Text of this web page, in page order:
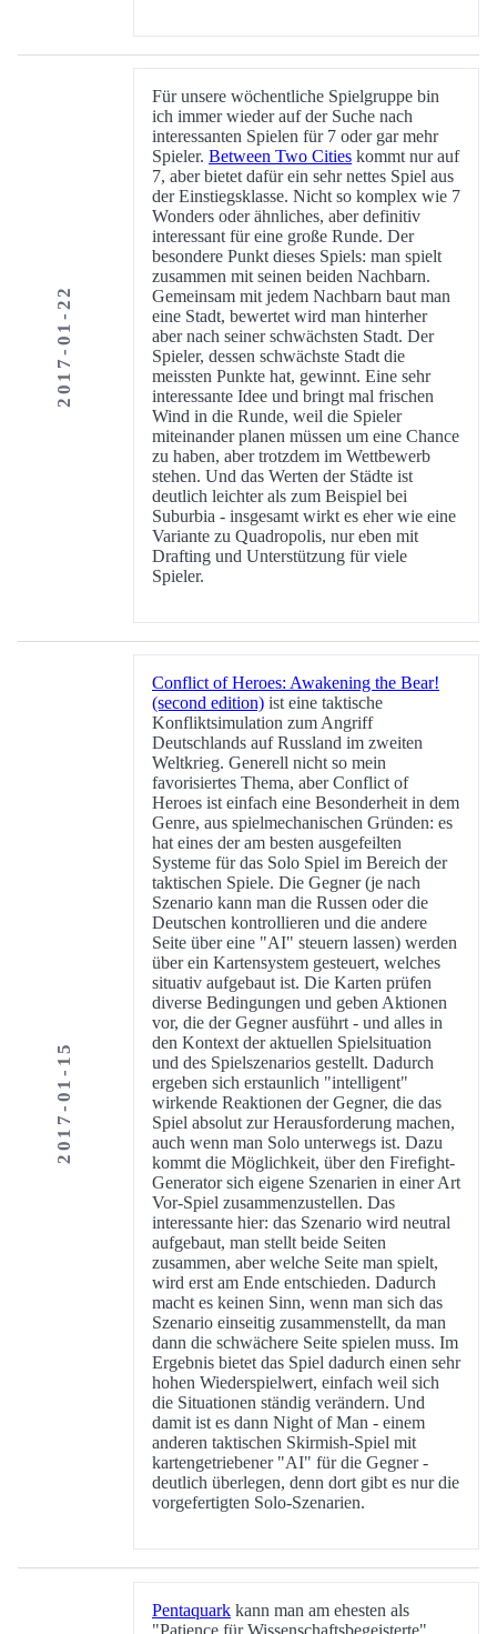
2017-01-22
Für unsere wöchentliche Spielgruppe bin
ich immer wieder auf der Suche nach
interessanten Spielen für 7 oder gar mehr
Spieler. Between Two Cities kommt nur auf
7, aber bietet dafür ein sehr nettes Spiel aus
der Einstiegsklasse. Nicht so komplex wie 7
Wonders oder ähnliches, aber definitiv
interessant für eine große Runde. Der
besondere Punkt dieses Spiels: man spielt
zusammen mit seinen beiden Nachbarn.
Gemeinsam mit jedem Nachbarn baut man
eine Stadt, bewertet wird man hinterher
aber nach seiner schwächsten Stadt. Der
Spieler, dessen schwächste Stadt die
meissten Punkte hat, gewinnt. Eine sehr
interessante Idee und bringt mal frischen
Wind in die Runde, weil die Spieler
miteinander planen müssen um eine Chance
zu haben, aber trotzdem im Wettbewerb
stehen. Und das Werten der Städte ist
deutlich leichter als zum Beispiel bei
Suburbia - insgesamt wirkt es eher wie eine
Variante zu Quadropolis, nur eben mit
Drafting und Unterstützung für viele
Spieler.
2017-01-15
Conflict of Heroes: Awakening the Bear!
(second edition) ist eine taktische
Konfliktsimulation zum Angriff
Deutschlands auf Russland im zweiten
Weltkrieg. Generell nicht so mein
favorisiertes Thema, aber Conflict of
Heroes ist einfach eine Besonderheit in dem
Genre, aus spielmechanischen Gründen: es
hat eines der am besten ausgefeilten
Systeme für das Solo Spiel im Bereich der
taktischen Spiele. Die Gegner (je nach
Szenario kann man die Russen oder die
Deutschen kontrollieren und die andere
Seite über eine "AI" steuern lassen) werden
über ein Kartensystem gesteuert, welches
situativ aufgebaut ist. Die Karten prüfen
diverse Bedingungen und geben Aktionen
vor, die der Gegner ausführt - und alles in
den Kontext der aktuellen Spielsituation
und des Spielszenarios gestellt. Dadurch
ergeben sich erstaunlich "intelligent"
wirkende Reaktionen der Gegner, die das
Spiel absolut zur Herausforderung machen,
auch wenn man Solo unterwegs ist. Dazu
kommt die Möglichkeit, über den Firefight-
Generator sich eigene Szenarien in einer Art
Vor-Spiel zusammenzustellen. Das
interessante hier: das Szenario wird neutral
aufgebaut, man stellt beide Seiten
zusammen, aber welche Seite man spielt,
wird erst am Ende entschieden. Dadurch
macht es keinen Sinn, wenn man sich das
Szenario einseitig zusammenstellt, da man
dann die schwächere Seite spielen muss. Im
Ergebnis bietet das Spiel dadurch einen sehr
hohen Wiederspielwert, einfach weil sich
die Situationen ständig verändern. Und
damit ist es dann Night of Man - einem
anderen taktischen Skirmish-Spiel mit
kartengetriebener "AI" für die Gegner -
deutlich überlegen, denn dort gibt es nur die
vorgefertigten Solo-Szenarien.
Pentaquark kann man am ehesten als
"Patience für Wissenschaftsbegeisterte"